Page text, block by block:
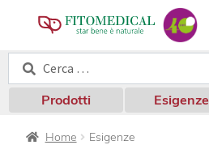
Cerca:
Cerca
Prodotti Esigenze
Home Esigenze